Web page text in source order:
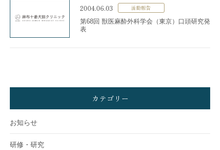
2004.06.03
活動報告
第68回 獣医麻酔外科学会（東京）口頭研究発
表
カテゴリー
お知らせ
研修・研究